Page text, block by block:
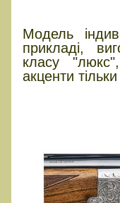
Модель
прикладі,
класу
акценти